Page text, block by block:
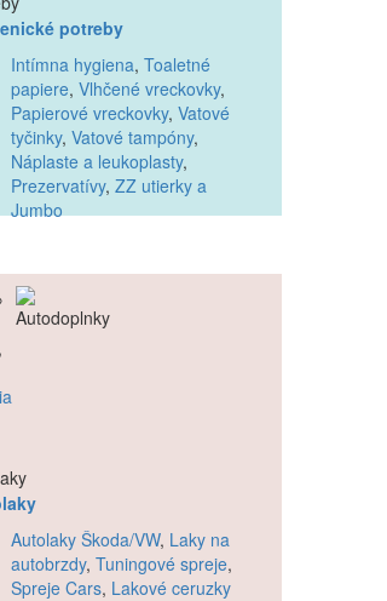
potreby
Intímna hygiena, Toaletné
papiere, Vlhčené vreckovky,
Papierové vreckovky, Vatové
tyčinky, Vatové tampóny,
Náplaste a leukoplasty,
Prezervatívy, ZZ utierky a
Jumbo
,
Autolaky Škoda/VW, Laky na
autobrzdy, Tuningové spreje,
Spreje Cars, Lakové ceruzky